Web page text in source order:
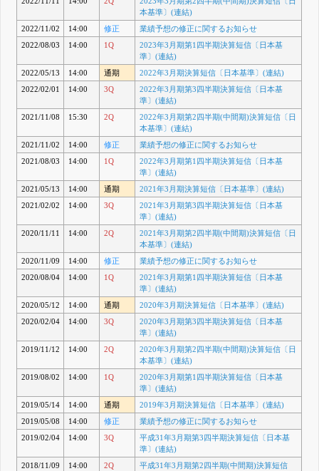
本基準〕(連結)
2022/11/02
14:00 修正
業績予想の修正に関するお知らせ
2022/08/03
14:00 1Q
2023年3月期第1四半期決算短信〔日本基
準〕(連結)
2022/05/13
14:00 通期
2022年3月期決算短信〔日本基準〕(連結)
2022/02/01
14:00 3Q
2022年3月期第3四半期決算短信〔日本基
準〕(連結)
2021/11/08
15:30 2Q
2022年3月期第2四半期(中間期)決算短信〔日
本基準〕(連結)
2021/11/02
14:00 修正
業績予想の修正に関するお知らせ
2021/08/03
14:00 1Q
2022年3月期第1四半期決算短信〔日本基
準〕(連結)
2021/05/13
14:00 通期
2021年3月期決算短信〔日本基準〕(連結)
2021/02/02
14:00 3Q
2021年3月期第3四半期決算短信〔日本基
準〕(連結)
2020/11/11
14:00 2Q
2021年3月期第2四半期(中間期)決算短信〔日
本基準〕(連結)
2020/11/09
14:00 修正
業績予想の修正に関するお知らせ
2020/08/04
14:00 1Q
2021年3月期第1四半期決算短信〔日本基
準〕(連結)
2020/05/12
14:00 通期
2020年3月期決算短信〔日本基準〕(連結)
2020/02/04
14:00 3Q
2020年3月期第3四半期決算短信〔日本基
準〕(連結)
2019/11/12
14:00 2Q
2020年3月期第2四半期(中間期)決算短信〔日
本基準〕(連結)
2019/08/02
14:00 1Q
2020年3月期第1四半期決算短信〔日本基
準〕(連結)
2019/05/14
14:00 通期
2019年3月期決算短信〔日本基準〕(連結)
2019/05/08
14:00 修正
業績予想の修正に関するお知らせ
2019/02/04
14:00 3Q
平成31年3月期第3四半期決算短信〔日本基
準〕(連結)
2018/11/09
14:00 2Q
平成31年3月期第2四半期(中間期)決算短信